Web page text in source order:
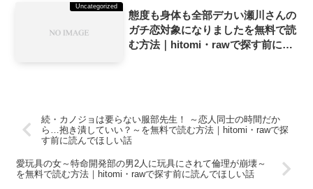
Uncategorized
態度も身体も全部デカい瀬川さんの
ガチ恋対象になりましたを無料で読
む方法｜hitomi・rawで探す前に読
続・カノジョは要らない服部先生！ ～恋人同士の時間だか
ら…抱き潰していい？～を無料で読む方法｜hitomi・rawで探
す前に読んでほしい話
愛玩具の女～特命開発部の男2人に玩具にされて倫理が崩壊～
を無料で読む方法｜hitomi・rawで探す前に読んでほしい話